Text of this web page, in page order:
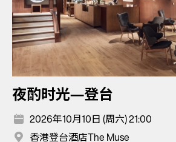
夜酌时光—登台
2026年10月10日 (周六) 21:00
香港登台酒店The Muse